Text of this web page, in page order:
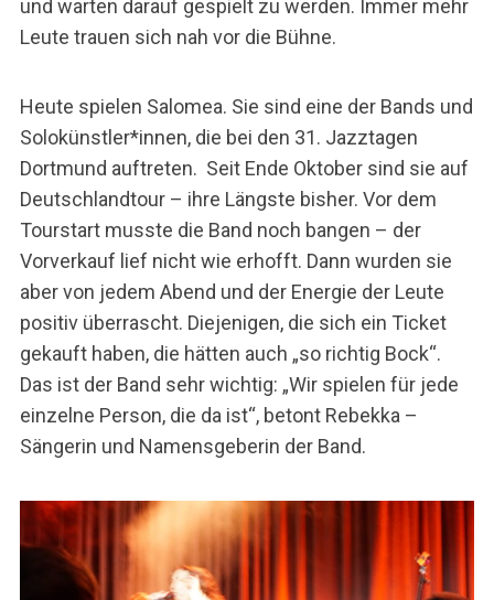
und warten darauf gespielt zu werden. Immer mehr
Leute trauen sich nah vor die Bühne.
Heute spielen Salomea. Sie sind eine der Bands und
Solokünstler*innen, die bei den 31. Jazztagen
Dortmund auftreten. Seit Ende Oktober sind sie auf
Deutschlandtour – ihre Längste bisher. Vor dem
Tourstart musste die Band noch bangen – der
Vorverkauf lief nicht wie erhofft. Dann wurden sie
aber von jedem Abend und der Energie der Leute
positiv überrascht. Diejenigen, die sich ein Ticket
gekauft haben, die hätten auch „so richtig Bock“.
Das ist der Band sehr wichtig: „Wir spielen für jede
einzelne Person, die da ist“, betont Rebekka –
Sängerin und Namensgeberin der Band.